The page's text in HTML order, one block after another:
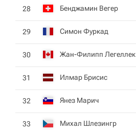
28 Бенджамин Вегер
29 Симон Фуркад
30 Жан-Филипп Легеллек
31 Илмар Брисис
32 Янез Марич
33 Михал Шлезингр